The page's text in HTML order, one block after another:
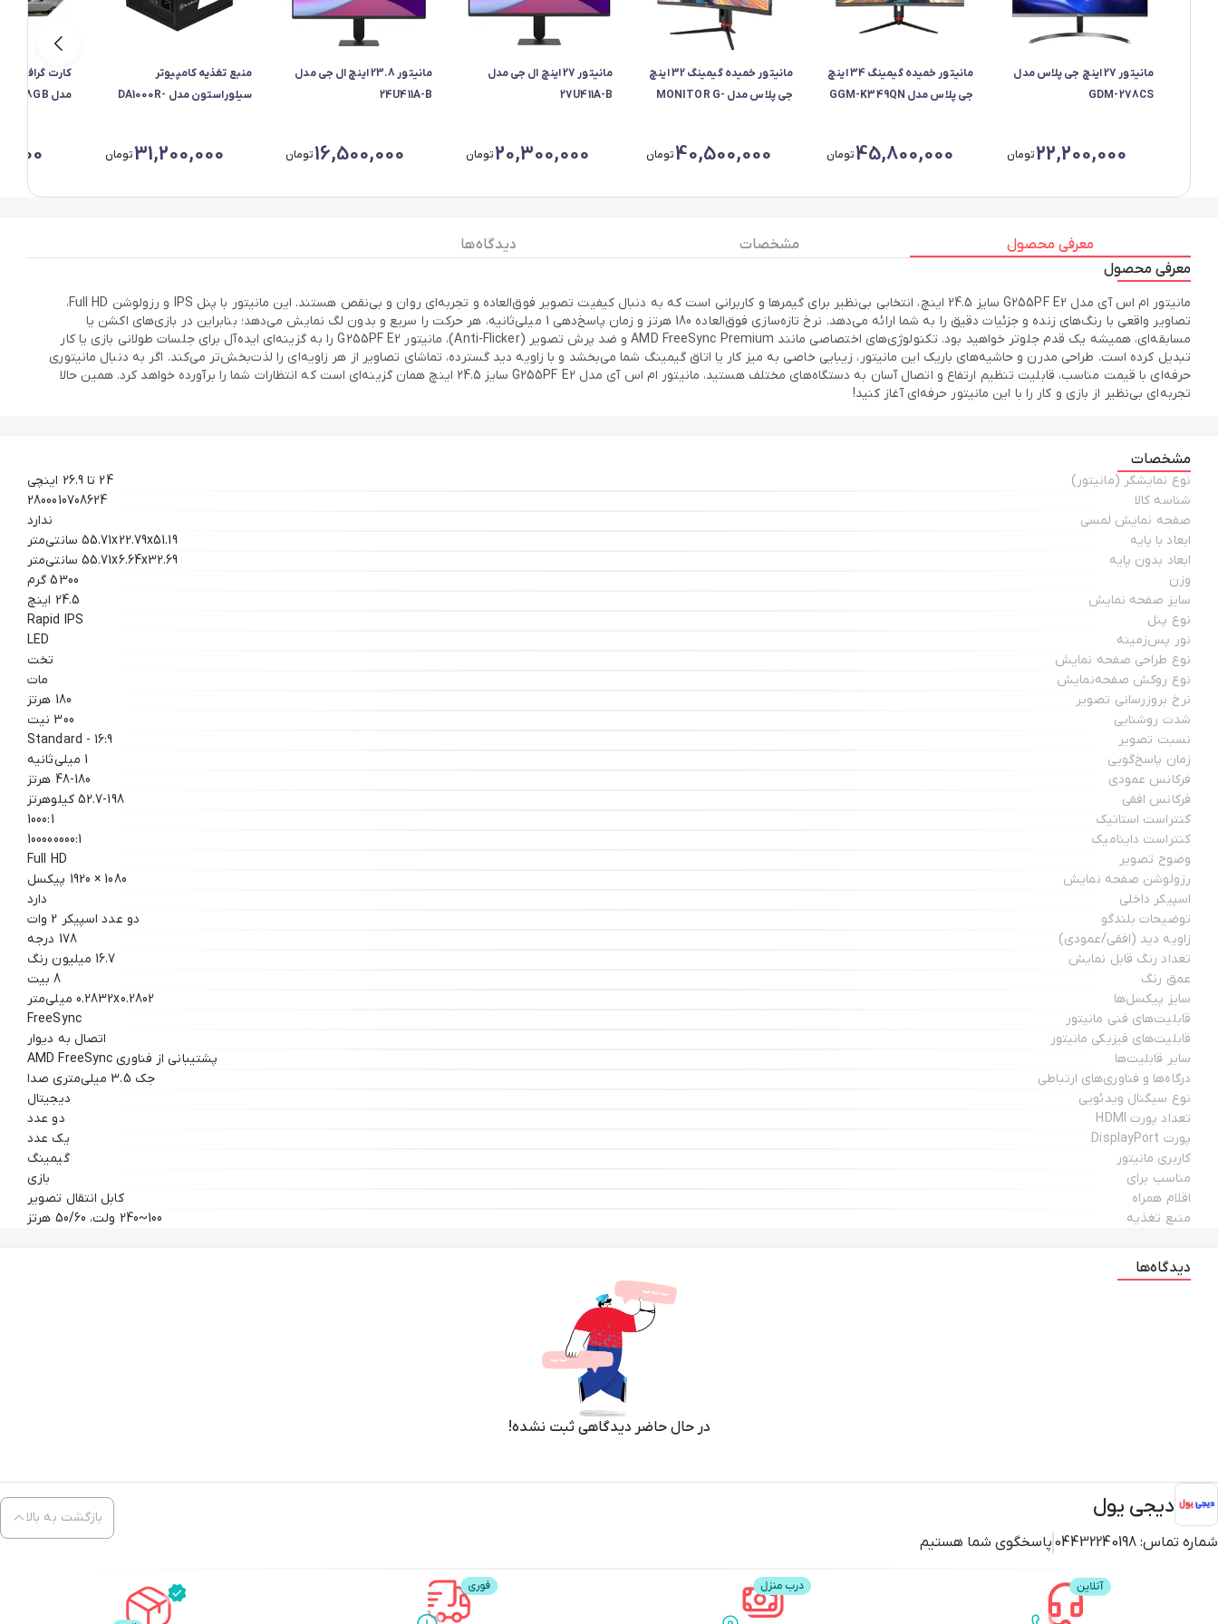
مانیتور 27 اینچ جی پلاس مدل
GDM-278CS
22,200,000تومان
مانیتور خمیده گیمینگ 34 اینچ
جی پلاس مدل GGM-K349QN
45,800,000تومان
مانیتور خمیده گیمینگ 32 اینچ
جی پلاس مدل MONITOR G-
40,500,000تومان
مانیتور 27 اینچ ال جی مدل
27U411A-B
20,300,000تومان
مانیتور 23.8 اینچ ال جی مدل
24U411A-B
16,500,000تومان
منبع تغذیه کامپیوتر
سیلوراستون مدل DA1000R-
31,200,000تومان
کارت گرافیک
معرفی محصول مشخصات
دیدگاه ها
معرفی محصول
مانیتور ام اس آی مدل G255PF E2 سایز 24.5 اینچ، انتخابی بی‌نظیر برای گیمرها و کاربرانی است که به دنبال کیفیت تصویر فوق‌العاده و تجربه‌ای روان و بی‌نقص هستند. این مانیتور با پنل IPS و رزولوشن Full HD،
تصاویر واقعی با رنگ‌های زنده و جزئیات دقیق را به شما ارائه می‌دهد. نرخ تازه‌سازی فوق‌العاده 180 هرتز و زمان پاسخ‌دهی 1 میلی‌ثانیه، هر حرکت را سریع و بدون لگ نمایش می‌دهد؛ بنابراین در بازی‌های اکشن یا
مسابقه‌ای، همیشه یک قدم جلوتر خواهید بود. تکنولوژی‌های اختصاصی مانند AMD FreeSync Premium و ضد پرش تصویر (Anti-Flicker)، مانیتور G255PF E2 را به گزینه‌ای ایده‌آل برای جلسات طولانی بازی یا کار
تبدیل کرده است. طراحی مدرن و حاشیه‌های باریک این مانیتور، زیبایی خاصی به میز کار یا اتاق گیمینگ شما می‌بخشد و با زاویه دید گسترده، تماشای تصاویر از هر زاویه‌ای را لذت‌بخش‌تر می‌کند. اگر به دنبال مانیتوری
حرفه‌ای با قیمت مناسب، قابلیت تنظیم ارتفاع و اتصال آسان به دستگاه‌های مختلف هستید، مانیتور ام اس آی مدل G255PF E2 سایز 24.5 اینچ همان گزینه‌ای است که انتظارات شما را برآورده خواهد کرد. همین حالا
تجربه‌ای بی‌نظیر از بازی و کار را با این مانیتور حرفه‌ای آغاز کنید!
مشخصات
نوع نمایشگر (مانیتور)
24 تا 26.9 اینچی
شناسه کالا
2800010708624
صفحه نمایش لمسی
ندارد
ابعاد با پایه
55.71x22.79x51.19 سانتی‌متر
ابعاد بدون پایه
55.71x6.64x32.69 سانتی‌متر
وزن
5300 گرم
سایز صفحه نمایش
24.5 اینچ
نوع پنل
Rapid IPS
نور پس‌زمینه
LED
نوع طراحی صفحه نمایش
تخت
نوع روکش صفحه‌نمایش
مات
نرخ بروزرسانی تصویر
180 هرتز
شدت روشنایی
300 نیت
نسبت تصویر
16:9 - Standard
زمان پاسخ‌گویی
1 میلی‌ثانیه
فرکانس عمودی
48-180 هرتز
فرکانس افقی
52.7-198 کیلوهرتز
کنتراست استاتیک
1000:1
کنتراست داینامیک
100000000:1
وضوح تصویر
Full HD
رزولوشن صفحه نمایش
1080 × 1920 پیکسل
اسپیکر داخلی
دارد
توضیحات بلندگو
دو عدد اسپیکر 2 وات
زاویه دید (افقی/عمودی)
178 درجه
تعداد رنگ قابل نمایش
16.7 میلیون رنگ
عمق رنگ
8 بیت
سایز پیکسل‌ها
0.2832x0.2802 میلی‌متر
قابلیت‌های فنی مانیتور
FreeSync
قابلیت‌های فیزیکی مانیتور
اتصال به دیوار
سایر قابلیت‌ها
پشتیبانی از فناوری AMD FreeSync
درگاه‌ها و فناوری‌های ارتباطی
جک 3.5 میلی‌متری صدا
نوع سیگنال ویدئویی
دیجیتال
تعداد پورت HDMI
دو عدد
پورت DisplayPort
یک عدد
کاربری مانیتور
گیمینگ
مناسب برای
بازی
اقلام همراه
کابل انتقال تصویر
منبع تغذیه
100~240 ولت، 50/60 هرتز
دیدگاه‌ها
در حال حاضر دیدگاهی ثبت نشده!
دیجی یول
شماره تماس: 04432240198 پاسخگوی شما هستیم
بازگشت به بالا